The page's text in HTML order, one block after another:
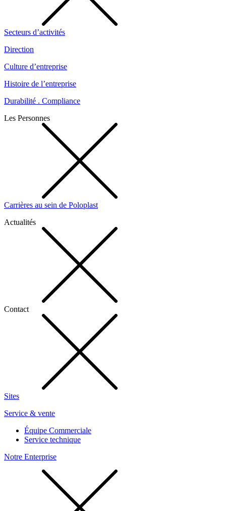
Secteurs d’activités
Direction
Culture d’entreprise
Histoire de l’entreprise
Durabilité . Compliance
Les Personnes
Carrières au sein de Poloplast
Actualités
Contact
Sites
Service & vente
Équipe Commerciale
Service technique
Notre Enterprise